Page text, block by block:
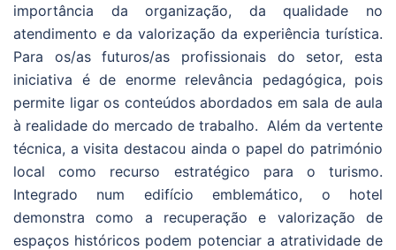
importância da organização, da qualidade no
atendimento e da valorização da experiência turística.
Para os/as futuros/as profissionais do setor, esta
iniciativa é de enorme relevância pedagógica, pois
permite ligar os conteúdos abordados em sala de aula
à realidade do mercado de trabalho. Além da vertente
técnica, a visita destacou ainda o papel do património
local como recurso estratégico para o turismo.
Integrado num edifício emblemático, o hotel
demonstra como a recuperação e valorização de
espaços históricos podem potenciar a atratividade de